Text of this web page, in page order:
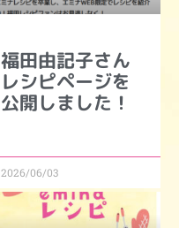
福田由記子さん
レシピページを
公開しました！
2026/06/03